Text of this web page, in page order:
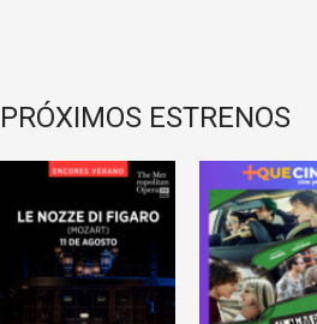
PRÓXIMOS ESTRENOS